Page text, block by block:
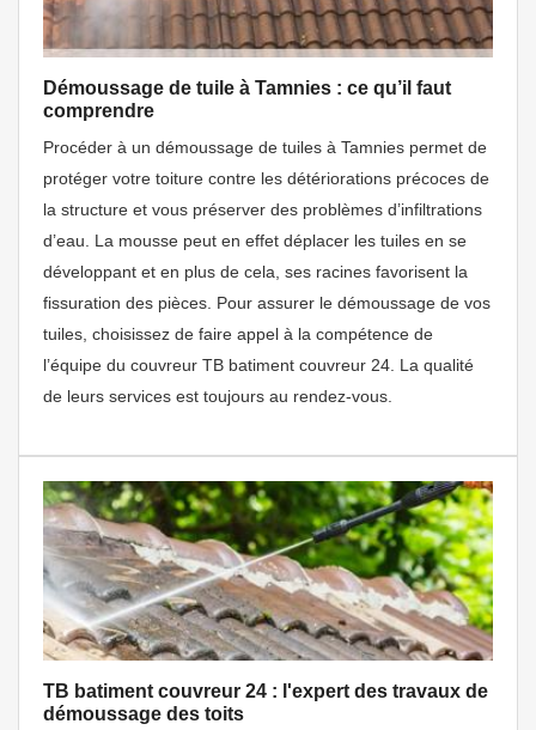
Démoussage de tuile à Tamnies : ce qu’il faut
comprendre
Procéder à un démoussage de tuiles à Tamnies permet de
protéger votre toiture contre les détériorations précoces de
la structure et vous préserver des problèmes d’infiltrations
d’eau. La mousse peut en effet déplacer les tuiles en se
développant et en plus de cela, ses racines favorisent la
fissuration des pièces. Pour assurer le démoussage de vos
tuiles, choisissez de faire appel à la compétence de
l’équipe du couvreur TB batiment couvreur 24. La qualité
de leurs services est toujours au rendez-vous.
TB batiment couvreur 24 : l'expert des travaux de
démoussage des toits